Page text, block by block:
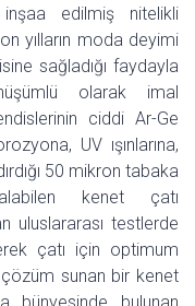
edilmiş nitelikli
yılların moda deyimi
sağladığı faydayla
olarak imal
ciddi Ar-Ge
UV ışınlarına,
50 mikron tabaka
kenet çatı
uluslararası testlerde
çatı için optimum
sunan bir kenet